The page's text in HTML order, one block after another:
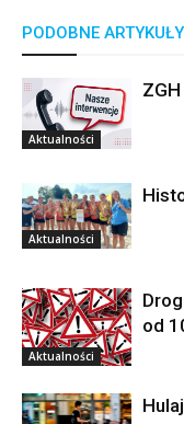
PODOBNE ARTYKUŁY
Aktualności
Aktualności
Aktualności
od